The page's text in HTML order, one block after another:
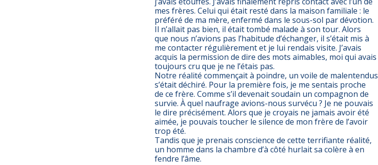
mes frères. Celui qui était resté dans la maison familiale : le
préféré de ma mère, enfermé dans le sous-sol par dévotion.
Il n’allait pas bien, il était tombé malade à son tour. Alors
que nous n’avions pas l’habitude d’échanger, il s’était mis à
me contacter régulièrement et je lui rendais visite. J’avais
acquis la permission de dire des mots aimables, moi qui avais
toujours cru que je ne l’étais pas.
Notre réalité commençait à poindre, un voile de malentendus
s’était déchiré. Pour la première fois, je me sentais proche
de ce frère. Comme s’il devenait soudain un compagnon de
survie. À quel naufrage avions-nous survécu ? Je ne pouvais
le dire précisément. Alors que je croyais ne jamais avoir été
aimée, je pouvais toucher le silence de mon frère de l’avoir
trop été.
Tandis que je prenais conscience de cette terrifiante réalité,
un homme dans la chambre d’à côté hurlait sa colère à en
fendre l’âme.